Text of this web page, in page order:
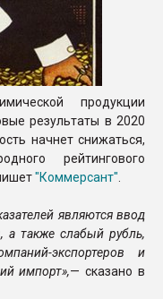
продукции
результаты в 2020
начнет снижаться,
рейтингового
"Коммерсант"
являются ввод
а также слабый рубль,
экспортеров и
импорт»,— сказано в